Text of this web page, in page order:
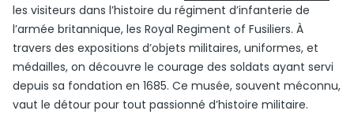
les visiteurs dans l’histoire du régiment d’infanterie de
l’armée britannique, les Royal Regiment of Fusiliers. À
travers des expositions d’objets militaires, uniformes, et
médailles, on découvre le courage des soldats ayant servi
depuis sa fondation en 1685. Ce musée, souvent méconnu,
vaut le détour pour tout passionné d’histoire militaire.